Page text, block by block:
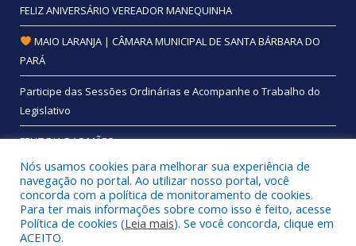
FELIZ ANIVERSÁRIO VEREADOR MANEQUINHA
MAIO LARANJA | CÂMARA MUNICIPAL DE SANTA BÁRBARA DO
PARÁ
Participe das Sessões Ordinárias e Acompanhe o Trabalho do
Legislativo
FELIZ DIA DAS MÃES
Todos os direitos reservados a Câmara Municipal de Santa
Bárbara do Pará.
Nós usamos cookies para melhorar sua experiência de
navegação no portal. Ao utilizar nosso portal, você
concorda com a política de monitoramento de cookies.
Para ter mais informações sobre como isso é feito, acesse
Política de cookies (Leia mais). Se você concorda, clique em
ACEITO.